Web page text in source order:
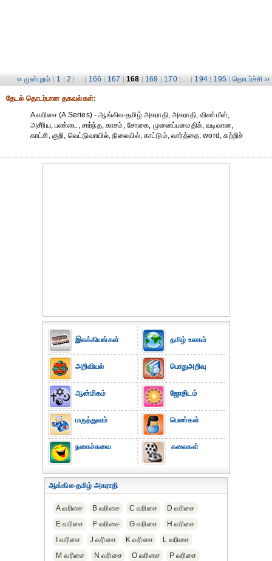
‹‹ முன்புறம் | 1 | 2 | ... | 166 | 167 | 168 | 169 | 170 | ... | 194 | 195 | தொடர்ச்சி ››
தேட‌ல் தொட‌ர்பான தகவ‌ல்க‌ள்:
A வரிசை (A Series) - ஆங்கில-தமிழ் அகராதி, அகராதி, விண்மீன்,
அசீரிய, பண்டை, சார்ந்த, காசம், சோகை, முனைப்பமைதிக், வடிவான,
காட்சி, குறி, வெட்டுவாயில், நிலையில், காட்டும், வார்த்தை, word, சுற்றிச்
இலக்கியங்கள்
அறிவியல்
ஆன்மிகம்
மருத்துவம்
நகைச்சுவை
தமிழ் உலகம்
பொதுஅறிவு
ஜோதிடம்
பெண்கள்
கலைகள்
ஆங்கில-தமிழ் அகராதி
A வரிசை B வரிசை C வரிசை
D வரிசை
E வரிசை
F வரிசை G வரிசை
H வரிசை
I வரிசை
J வரிசை K வரிசை
L வரிசை
M வரிசை
N வரிசை O வரிசை P வரிசை